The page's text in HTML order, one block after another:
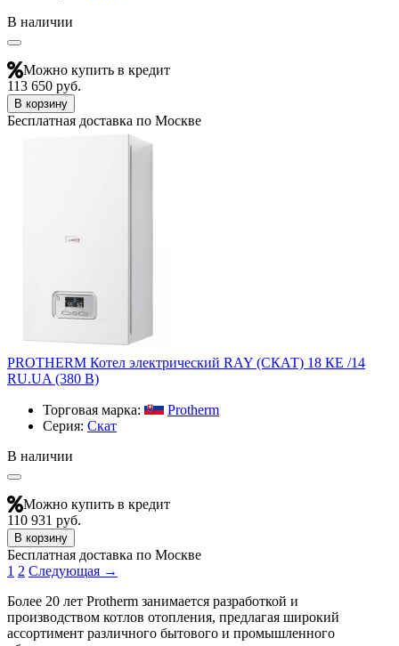
В наличии
Можно купить в кредит
113 650 руб.
В корзину
Бесплатная доставка по Москве
PROTHERM Котел электрический RAY (СКАТ) 18 КЕ /14
RU.UA (380 В)
Торговая марка:
Protherm
Серия: Скат
В наличии
Можно купить в кредит
110 931 руб.
В корзину
Бесплатная доставка по Москве
1 2 Следующая →
Более 20 лет Protherm занимается разработкой и
производством котлов отопления, предлагая широкий
ассортимент различного бытового и промышленного